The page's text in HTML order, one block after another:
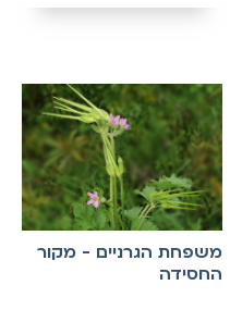
משפחת הגרניים - מקור
החסידה